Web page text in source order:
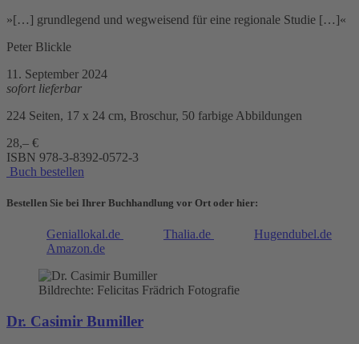
»[…] grundlegend und wegweisend für eine regionale Studie […]«
Peter Blickle
11. September 2024
sofort lieferbar
224 Seiten, 17 x 24 cm, Broschur, 50 farbige Abbildungen
28,– €
ISBN 978-3-8392-0572-3
Buch bestellen
Bestellen Sie bei Ihrer Buchhandlung vor Ort oder hier:
Geniallokal.de Thalia.de
Hugendubel.de
Amazon.de
Bildrechte: Felicitas Frädrich Fotografie
Dr. Casimir Bumiller